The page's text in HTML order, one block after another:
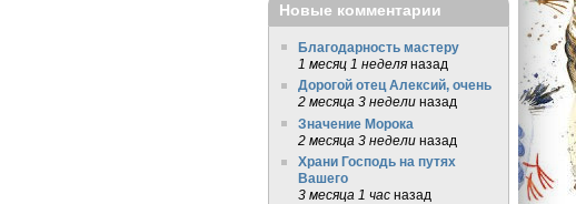
Новые комментарии
Благодарность мастеру
1 месяц 1 неделяназад
Дорогой отец Алексий, очень
2 месяца 3 неделиназад
Значение Морока
2 месяца 3 неделиназад
Храни Господь на путях
Вашего
3 месяца 1 часназад